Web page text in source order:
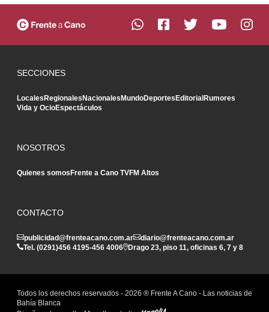
SECCIONES
LocalesRegionalesNacionalesMundoDeportesEditorialRumores
Vida y OcioEspectáculos
NOSOTROS
Quienes somosFrente a Cano TVFM Altos
CONTACTO
publicidad@frenteacano.com.ar
diario@frenteacano.com.ar
Tel. (0291)456 4195-456 4006 Drago 23, piso 11, oficinas 6, 7 y 8
Todos los derechos reservados - 2026 ® Frente A Cano - Las noticias de
Bahía Blanca